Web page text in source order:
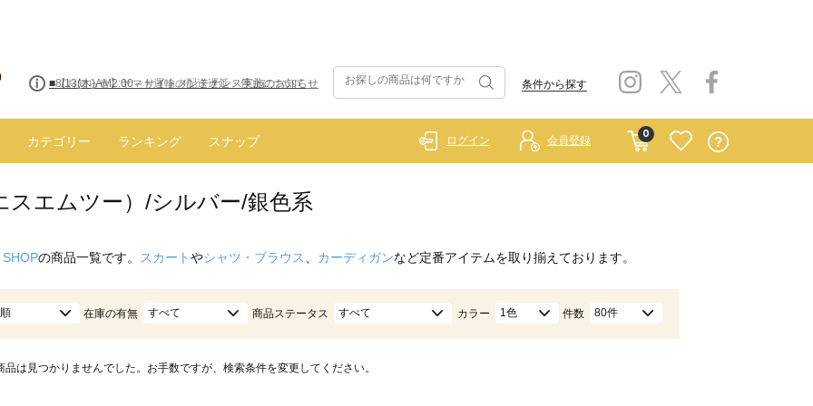
■8/13(木)AM2:00～サイトメンテナンス実施のお知らせ 条件から探す
カテゴリー ランキング スナップ
0
ログイン 会員登録
スエムツー）/シルバー/銀色系
の商品一覧です。 スカートやシャツ・ブラウス カーディガンなど定番アイテムを取り揃えております。
在庫の有無 すべて 商品ステータス すべて カラー 1色 件数 80件
品は見つかりませんでした。お手数ですが、検索条件を変更してください。